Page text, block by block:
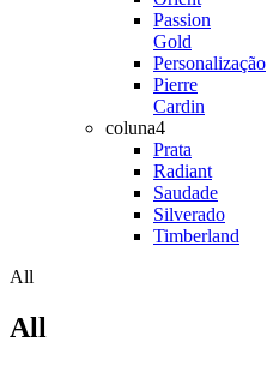
Passion
Gold
Personalização
Pierre
Cardin
coluna4
Prata
Radiant
Saudade
Silverado
Timberland
All
All